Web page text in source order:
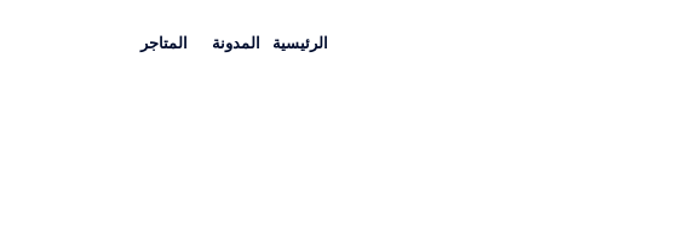
الرئيسية المدونة المتاجر